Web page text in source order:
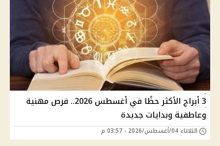
3 أبراج الأكثر حظًا في أغسطس 2026.. فرص مهنية
وعاطفية وبدايات جديدة
الثلاثاء 04/أغسطس/2026 - 03:57 م